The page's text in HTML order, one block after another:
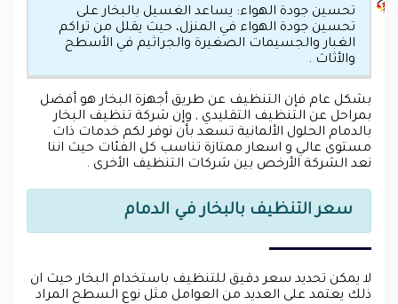
تحسين جودة الهواء: يساعد الغسيل بالبخار على
تحسين جودة الهواء في المنزل، حيث يقلل من تراكم
الغبار والجسيمات الصغيرة والجراثيم في الأسطح
والأثاث .
بشكل عام فإن التنظيف عن طريق أجهزة البخار هو أفضل
بمراحل عن التنظيف التقليدي , وإن شركة تنظيف البخار
بالدمام الحلول الألمانية تسعد بأن نوفر لكم خدمات ذات
مستوى عالي و اسعار ممتازة تناسب كل الفئات حيث اننا
نعد الشركة الأرخص بين شركات التنظيف الأخرى .
سعر التنظيف بالبخار في الدمام
لا يمكن تحديد سعر دقيق للتنظيف باستخدام البخار حيث ان
ذلك يعتمد على العديد من العوامل مثل نوع السطح المراد